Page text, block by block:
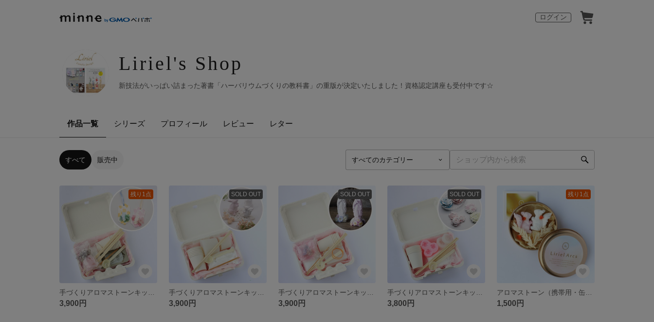
ログイン
Liriel's Shop
新技法がいっぱい詰まった著書「ハーバリウムづくりの教科書」の重版が決定いたしました！資格認定講座も受付中です☆
作品一覧 シリーズ プロフィール レビュー レター
すべて 販売中
残り1点
3,900円
SOLD OUT
3,900円
SOLD OUT
3,900円
SOLD OUT
3,800円
残り1点
1,500円